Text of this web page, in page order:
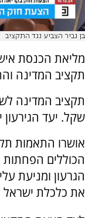
בן גביר הצביע נגד התקציב
מליאת הכנסת
תקציב המדינה
שקל. יעד הגירעון
הכוללים הפחתות
הגרעון ומניעת
את כלכלת ישראל